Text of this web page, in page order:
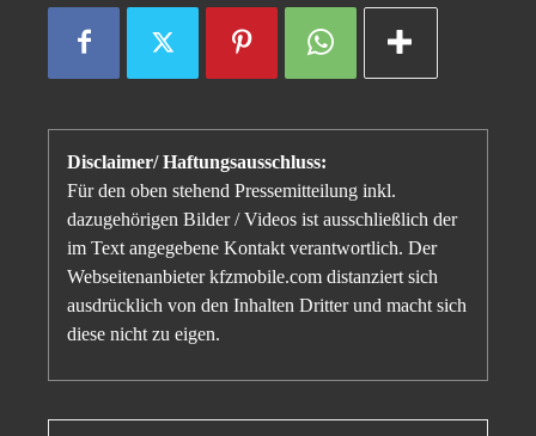
Disclaimer/ Haftungsausschluss:
Für den oben stehend Pressemitteilung inkl.
dazugehörigen Bilder / Videos ist ausschließlich der
im Text angegebene Kontakt verantwortlich. Der
Webseitenanbieter kfzmobile.com distanziert sich
ausdrücklich von den Inhalten Dritter und macht sich
diese nicht zu eigen.